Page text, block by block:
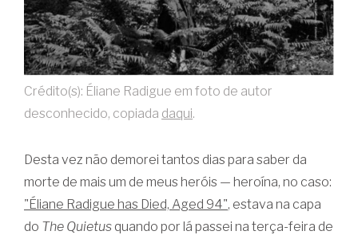
Crédito(s): Éliane Radigue em foto de autor
desconhecido, copiada daqui.
Desta vez não demorei tantos dias para saber da
morte de mais um de meus heróis — heroína, no caso:
"Éliane Radigue has Died, Aged 94", estava na capa
do The Quietus quando por lá passei na terça-feira de